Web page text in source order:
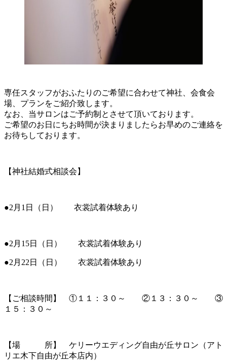
専任スタッフがおふたりのご希望に合わせて神社、会食会
場、プランをご紹介致します。
なお、当サロンはご予約制とさせて頂いております。
ご希望のお日にちお時間が決まりましたらお早めのご連絡を
お待ちしております。
【神社結婚式相談会】
●2月1日（日） 衣裳試着体験あり
●2月15日（日） 衣裳試着体験あり
●2月22日（日） 衣裳試着体験あり
【ご相談時間】 ①１１：３０～ ②１３：３０～ ③
１５：３０～
【場 所】 ケリーウエディング自由が丘サロン（アト
リエ木下自由が丘本店内）